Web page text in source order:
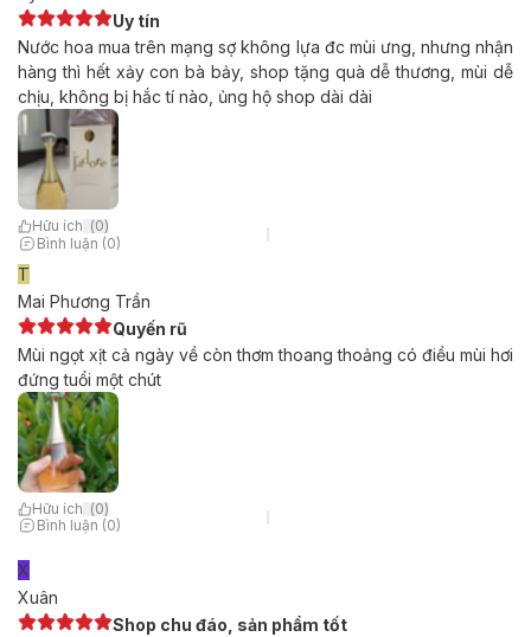
Uy tín
Nước hoa mua trên mạng sợ không lựa đc mùi ưng, nhưng nhận
hàng thì hết xảy con bà bảy, shop tặng quà dễ thương, mùi dễ
chịu, không bị hắc tí nào, ủng hộ shop dài dài
Hữu ích (0)
Bình luận (0)
T
Mai Phương Trần
Quyến rũ
Mùi ngọt xịt cả ngày về còn thơm thoang thoảng có điều mùi hơi
đứng tuổi một chút
Hữu ích (0)
Bình luận (0)
X
Xuân
Shop chu đáo, sản phẩm tốt